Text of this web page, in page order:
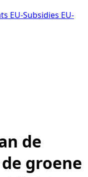
EU-Subsidies EU-
de
groene